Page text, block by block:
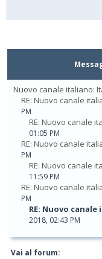
Nuovo canale italiano:
RE: Nuovo canale
PM
RE: Nuovo canale
01:05 PM
RE: Nuovo canale
PM
RE: Nuovo canale
11:59 PM
RE: Nuovo canale
PM
RE: Nuovo
2018, 02:43 PM
Vai al forum: